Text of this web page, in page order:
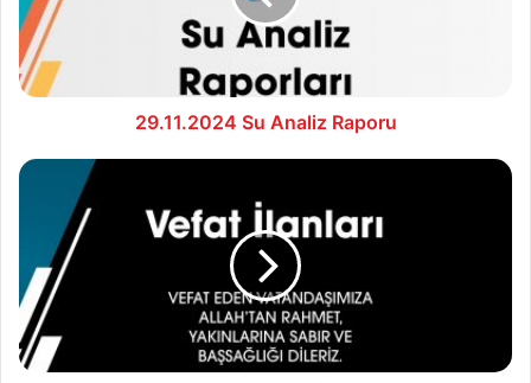
29.11.2024 Su Analiz Raporu
1.12.2024